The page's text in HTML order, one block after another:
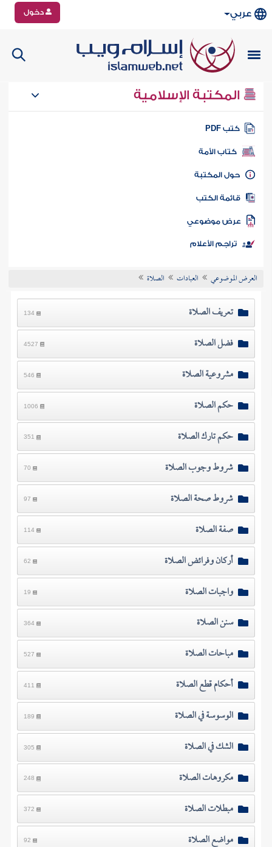
عربي دخول
المكتبة الإسلامية
كتب PDF
كتاب الأمة
المكتبة
الكتب
موضوعي
تراجم الأعلام
العرض الموضوعي العبادات الصلاة
تعريف الصلاة 134
فضل الصلاة 4527
مشروعية الصلاة 546
حكم الصلاة 1006
حكم تارك الصلاة 351
شروط وجوب الصلاة 70
شروط صحة الصلاة 97
صفة الصلاة 114
أركان وفرائض الصلاة 62
واجبات الصلاة 19
سنن الصلاة 364
مباحات الصلاة 527
أحكام قطع الصلاة 411
الوسوسة في الصلاة 189
الشك في الصلاة 305
مكروهات الصلاة 248
مبطلات الصلاة 372
مواضع الصلاة 92